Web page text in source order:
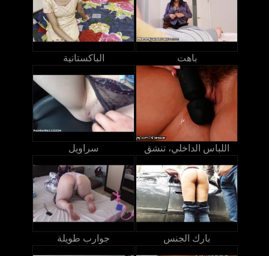
الباكستانية باهت
سراويل اللباس الداخلي، تنشق
جوارب طويلة بارك الجنس